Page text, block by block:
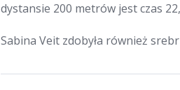
dystansie 200 metrów jest czas
Sabina Veit zdobyła również